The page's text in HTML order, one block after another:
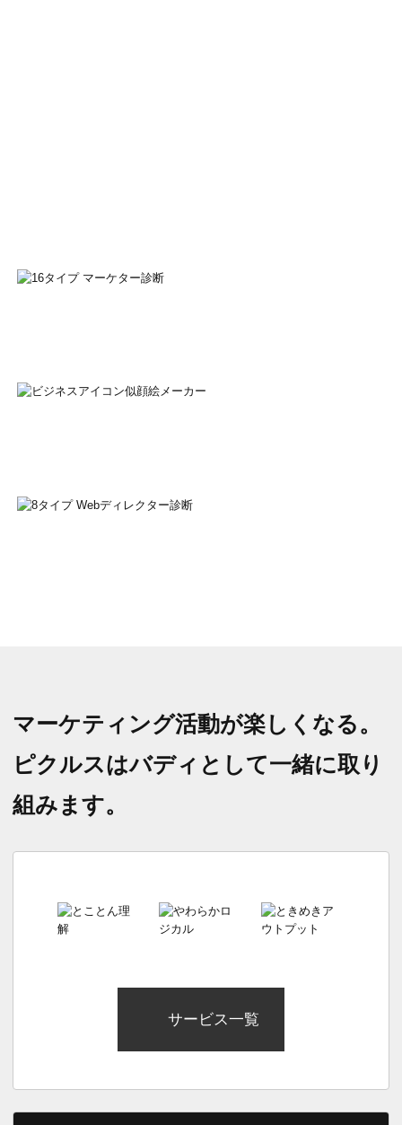
マーケティング活動が楽しくなる。
ピクルスはバディとして一緒に取り
組みます。
サービス一覧